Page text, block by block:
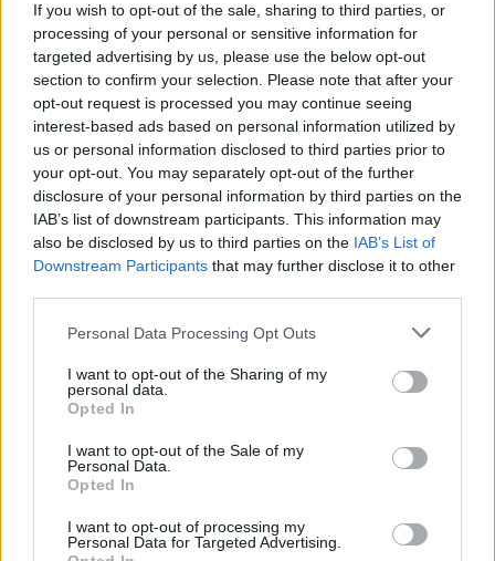
If you wish to opt-out of the sale, sharing to third parties, or
processing of your personal or sensitive information for
targeted advertising by us, please use the below opt-out
section to confirm your selection. Please note that after your
opt-out request is processed you may continue seeing
interest-based ads based on personal information utilized by
us or personal information disclosed to third parties prior to
your opt-out. You may separately opt-out of the further
disclosure of your personal information by third parties on the
IAB’s list of downstream participants. This information may
also be disclosed by us to third parties on the IAB’s List of
Downstream Participants that may further disclose it to other
Personal Data Processing Opt Outs
I want to opt-out of the Sharing of my
personal data.
Opted In
I want to opt-out of the Sale of my
Personal Data.
Opted In
I want to opt-out of processing my
Personal Data for Targeted Advertising.
Pasienyje su Baltarusija per
parą apgręžtas vienas
neteisėtas migrantas
Dviejų
(2)
Pasak prezidento, efektyvi ES išorės sienų
apsauga yra itin svarbi ir kalbant apie
europinę migracijos politiką, nes, G.
Nausėdos teigimu, išorės jėgos siekia
instrumentalizuoti neteisėtą migraciją ir jos
pagrindu kuria hibridines grėsmes.
Dalyvaudamas EVT šalies vadovas taip pat
pasveikino už gynybą ir kosmosą atsakingo
Europos Komisijos nario Andriaus Kubiliaus